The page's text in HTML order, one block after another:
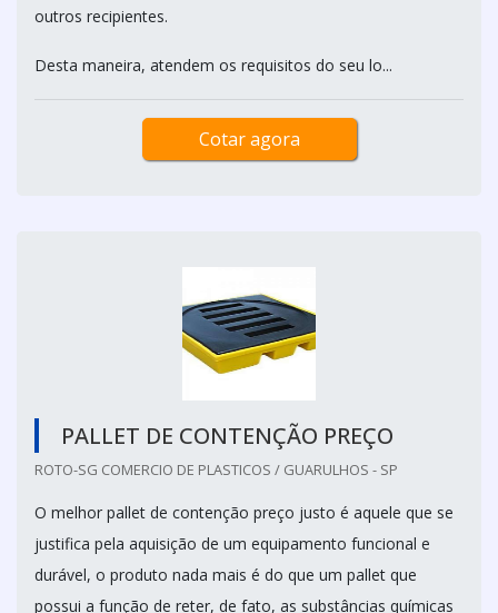
outros recipientes.
Desta maneira, atendem os requisitos do seu lo...
Cotar agora
PALLET DE CONTENÇÃO PREÇO
ROTO-SG COMERCIO DE PLASTICOS / GUARULHOS - SP
O melhor pallet de contenção preço justo é aquele que se
justifica pela aquisição de um equipamento funcional e
durável, o produto nada mais é do que um pallet que
possui a função de reter, de fato, as substâncias químicas